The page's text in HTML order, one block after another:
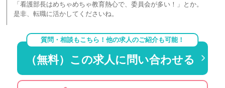
「看護部長はめちゃめちゃ教育熱心で、委員会が多い！」とか。
是非、転職に活かしてくださいね。
質問・相談もこちら！他の求人のご紹介も可能！
（無料）この求人に問い合わせる